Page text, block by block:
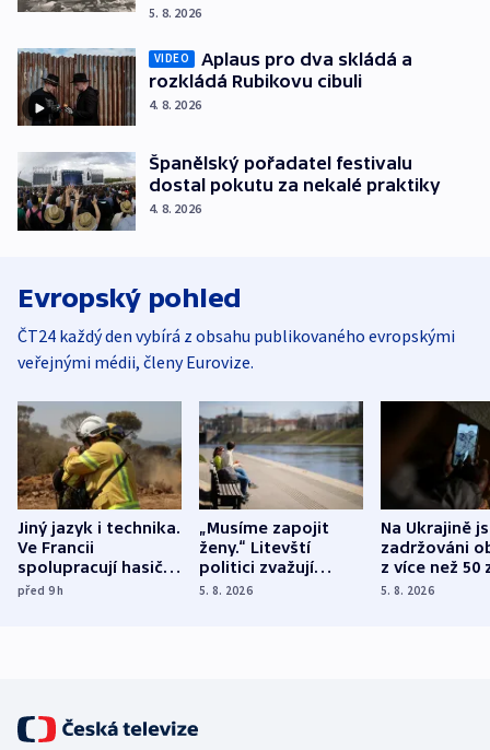
5. 8. 2026
VIDEO
Aplaus pro dva skládá a
rozkládá Rubikovu cibuli
4. 8. 2026
Španělský pořadatel festivalu
dostal pokutu za nekalé praktiky
4. 8. 2026
Evropský pohled
ČT24 každý den vybírá z obsahu publikovaného evropskými
veřejnými médii, členy Eurovize.
Jiný jazyk i technika.
Ve Francii
spolupracují hasiči z
různých zemí
před 9h
„Musíme zapojit
ženy.“ Litevští
politici zvažují
dohodu o
5. 8. 2026
Na Ukrajině
zadržováni
z více než 50
Bojovali na
5. 8. 2026